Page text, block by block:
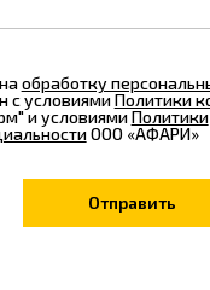
обработку
с условиямиПолитики
и условиямиПолитики
ООО «АФАРИ»